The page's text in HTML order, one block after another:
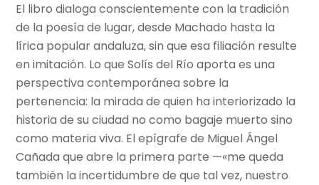
El libro dialoga conscientemente con la tradición
de la poesía de lugar, desde Machado hasta la
lírica popular andaluza, sin que esa filiación resulte
en imitación. Lo que Solís del Río aporta es una
perspectiva contemporánea sobre la
pertenencia: la mirada de quien ha interiorizado la
historia de su ciudad no como bagaje muerto sino
como materia viva. El epígrafe de Miguel Ángel
Cañada que abre la primera parte —«me queda
también la incertidumbre de que tal vez, nuestro